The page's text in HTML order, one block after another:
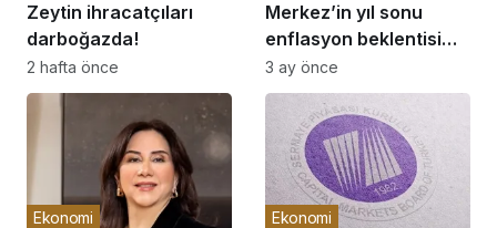
Zeytin ihracatçıları
darboğazda!
2 hafta önce
Merkez’in yıl sonu
enflasyon beklentisi
yüzde 26’ya çıktı
3 ay önce
Ekonomi Ekonomi